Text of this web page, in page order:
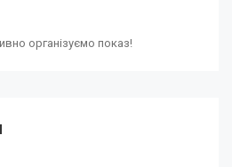
організуємо показ!